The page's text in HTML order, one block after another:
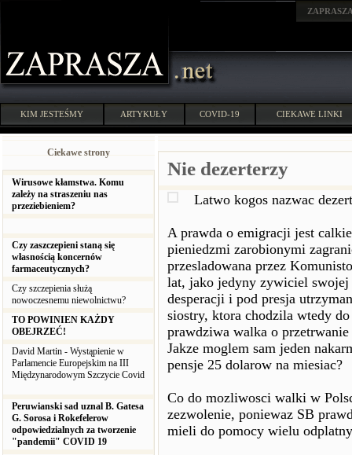
KIM JESTEŚMY ARTYKUŁY COVID-19 CIEKAWE LINKI
Ciekawe strony
Wirusowe kłamstwa. Komu
zależy na straszeniu nas
przeziebieniem?
Czy zaszczepieni staną się
własnością koncernów
farmaceutycznych?
Czy szczepienia służą
nowoczesnemu niewolnictwu?
TO POWINIEN KAŻDY
OBEJRZEĆ!
David Martin - Wystąpienie w
Parlamencie Europejskim na III
Międzynarodowym Szczycie Covid
Peruwianski sad uznal B. Gatesa
G. Sorosa i Rokefelerow
odpowiedzialnych za tworzenie
"pandemii" COVID 19
Nie dezerterzy
Latwo kogos nazwac
A prawda o emigracji jest
pieniedzmi zarobionymi
przesladowana przez
lat, jako jedyny zywiciel
desperacji i pod presja
siostry, ktora chodzila wtedy
prawdziwa walka o
Jakze moglem sam jeden
pensje 25 dolarow na miesiac?
Co do mozliwosci walki w
zezwolenie, poniewaz SB
mieli do pomocy wielu